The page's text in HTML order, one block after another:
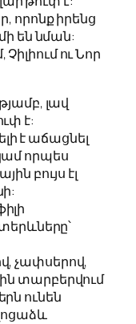
որոնք իրենց
են նման:
ու Նոր
լավ
է:
է աճացնել
որպես
բույս էլ
չափսերով,
տարբերվում
ունեն